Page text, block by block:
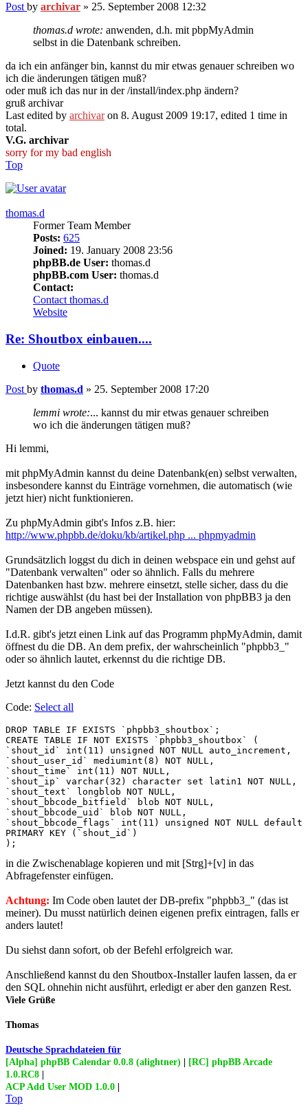
Post by archivar » 25. September 2008 12:32
thomas.d wrote: anwenden, d.h. mit pbpMyAdmin
selbst in die Datenbank schreiben.
da ich ein anfänger bin, kannst du mir etwas genauer schreiben wo
ich die änderungen tätigen muß?
oder muß ich das nur in der /install/index.php ändern?
gruß archivar
Last edited by archivaron 8. August 2009 19:17, edited 1 time in
total.
V.G. archivar
sorry for my bad english
Top
thomas.d
Former Team Member
Posts: 625
Joined: 19. January 2008 23:56
phpBB.de User: thomas.d
phpBB.com User: thomas.d
Contact:
Contact thomas.d
Website
Re: Shoutbox einbauen....
Quote
Post by thomas.d » 25. September 2008 17:20
lemmi wrote:... kannst du mir etwas genauer schreiben
wo ich die änderungen tätigen muß?
Hi lemmi,
mit phpMyAdmin kannst du deine Datenbank(en) selbst verwalten,
insbesondere kannst du Einträge vornehmen, die automatisch (wie
jetzt hier) nicht funktionieren.
Zu phpMyAdmin gibt's Infos z.B. hier:
http://www.phpbb.de/doku/kb/artikel.php ... phpmyadmin
Grundsätzlich loggst du dich in deinen webspace ein und gehst auf
"Datenbank verwalten" oder so ähnlich. Falls du mehrere
Datenbanken hast bzw. mehrere einsetzt, stelle sicher, dass du die
richtige auswählst (du hast bei der Installation von phpBB3 ja den
Namen der DB angeben müssen).
I.d.R. gibt's jetzt einen Link auf das Programm phpMyAdmin, damit
öffnest du die DB. An dem prefix, der wahrscheinlich "phpbb3_"
oder so ähnlich lautet, erkennst du die richtige DB.
Jetzt kannst du den Code
Code: Select all
DROP TABLE IF EXISTS `phpbb3_shoutbox`;
CREATE TABLE IF NOT EXISTS `phpbb3_shoutbox` (
`shout_id` int(11) unsigned NOT NULL auto_increment,
`shout_user_id` mediumint(8) NOT NULL,
`shout_time` int(11) NOT NULL,
`shout_ip` varchar(32) character set latin1 NOT NULL,
`shout_text` longblob NOT NULL,
`shout_bbcode_bitfield` blob NOT NULL,
`shout_bbcode_uid` blob NOT NULL,
`shout_bbcode_flags` int(11) unsigned NOT NULL
PRIMARY KEY (`shout_id`)
);
in die Zwischenablage kopieren und mit [Strg]+[v] in das
Abfragefenster einfügen.
Achtung: Im Code oben lautet der DB-prefix "phpbb3_" (das ist
meiner). Du musst natürlich deinen eigenen prefix eintragen, falls er
anders lautet!
Du siehst dann sofort, ob der Befehl erfolgreich war.
Anschließend kannst du den Shoutbox-Installer laufen lassen, da er
den SQL ohnehin nicht ausführt, erledigt er aber den ganzen Rest.
Viele Grüße
Thomas
Deutsche Sprachdateien für
[Alpha] phpBB Calendar 0.0.8 (alightner) | [RC] phpBB Arcade
1.0.RC8 |
ACP Add User MOD 1.0.0 |
Top